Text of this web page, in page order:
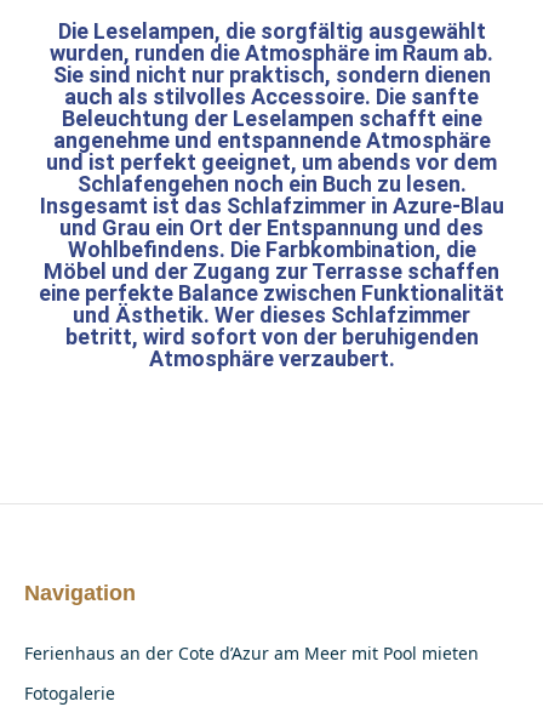
Die Leselampen, die sorgfältig ausgewählt
wurden, runden die Atmosphäre im Raum ab.
Sie sind nicht nur praktisch, sondern dienen
auch als stilvolles Accessoire. Die sanfte
Beleuchtung der Leselampen schafft eine
angenehme und entspannende Atmosphäre
und ist perfekt geeignet, um abends vor dem
Schlafengehen noch ein Buch zu lesen.
Insgesamt ist das Schlafzimmer in Azure-Blau
und Grau ein Ort der Entspannung und des
Wohlbefindens. Die Farbkombination, die
Möbel und der Zugang zur Terrasse schaffen
eine perfekte Balance zwischen Funktionalität
und Ästhetik. Wer dieses Schlafzimmer
betritt, wird sofort von der beruhigenden
Atmosphäre verzaubert.
Navigation
Ferienhaus an der Cote d’Azur am Meer mit Pool mieten
Fotogalerie